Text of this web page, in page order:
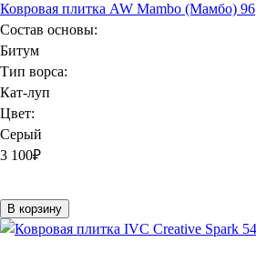
Ковровая плитка AW Mambo (Мамбо) 96
Состав основы:
Битум
Тип ворса:
Кат-луп
Цвет:
Серый
3 100₽
В корзину